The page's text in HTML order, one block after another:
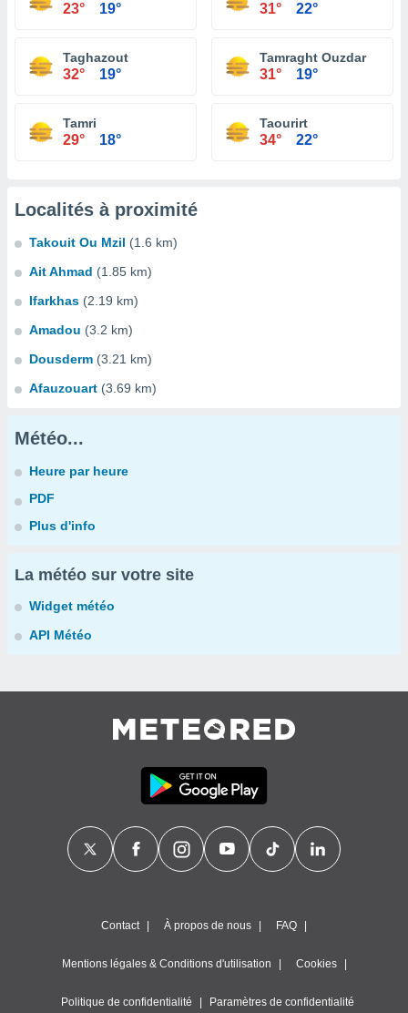
23° 19° 31° 22°
Taghazout
32° 19°
Tamraght Ouzdar
31° 19°
Tamri
29° 18°
Taourirt
34° 22°
Localités à proximité
Takouit Ou Mzil (1.6 km)
Ait Ahmad (1.85 km)
Ifarkhas (2.19 km)
Amadou (3.2 km)
Dousderm (3.21 km)
Afauzouart (3.69 km)
Météo...
Heure par heure
PDF
Plus d'info
La météo sur votre site
Widget météo
API Météo
Contact À propos de nous FAQ
Mentions légales & Conditions d'utilisation Cookies
Politique de confidentialité Paramètres de confidentialité